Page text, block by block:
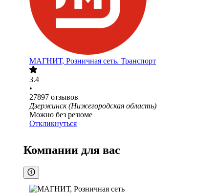
МАГНИТ, Розничная сеть. Транспорт
3.4
•
27897 отзывов
Дзержинск (Нижегородская область)
Можно без резюме
Откликнуться
Компании для вас